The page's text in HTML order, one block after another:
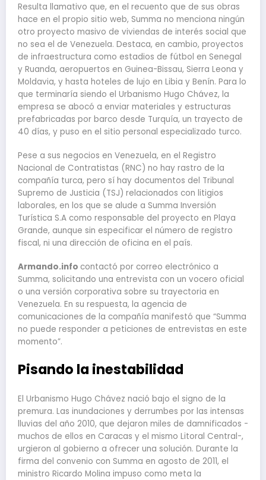
Resulta llamativo que, en el recuento que de sus obras
hace en el propio sitio web, Summa no menciona ningún
otro proyecto masivo de viviendas de interés social que
no sea el de Venezuela. Destaca, en cambio, proyectos
de infraestructura como estadios de fútbol en Senegal
y Ruanda, aeropuertos en Guinea-Bissau, Sierra Leona y
Moldavia, y hasta hoteles de lujo en Libia y Benín. Para lo
que terminaría siendo el Urbanismo Hugo Chávez, la
empresa se abocó a enviar materiales y estructuras
prefabricadas por barco desde Turquía, un trayecto de
40 días, y puso en el sitio personal especializado turco.
Pese a sus negocios en Venezuela, en el Registro
Nacional de Contratistas (RNC) no hay rastro de la
compañía turca, pero sí hay documentos del Tribunal
Supremo de Justicia (TSJ) relacionados con litigios
laborales, en los que se alude a Summa Inversión
Turística S.A como responsable del proyecto en Playa
Grande, aunque sin especificar el número de registro
fiscal, ni una dirección de oficina en el país.
Armando.info contactó por correo electrónico a
Summa, solicitando una entrevista con un vocero oficial
o una versión corporativa sobre su trayectoria en
Venezuela. En su respuesta, la agencia de
comunicaciones de la compañía manifestó que “Summa
no puede responder a peticiones de entrevistas en este
momento”.
Pisando la inestabilidad
El Urbanismo Hugo Chávez nació bajo el signo de la
premura. Las inundaciones y derrumbes por las intensas
lluvias del año 2010, que dejaron miles de damnificados -
muchos de ellos en Caracas y el mismo Litoral Central-,
urgieron al gobierno a ofrecer una solución. Durante la
firma del convenio con Summa en agosto de 2011, el
ministro Ricardo Molina impuso como meta la